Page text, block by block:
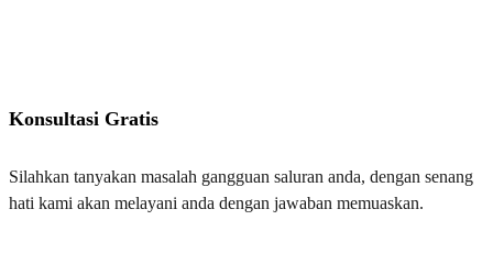
Konsultasi Gratis
Silahkan tanyakan masalah gangguan saluran anda, dengan senang
hati kami akan melayani anda dengan jawaban memuaskan.